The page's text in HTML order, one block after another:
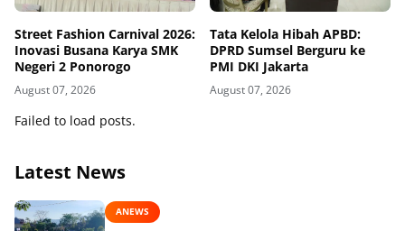
Street Fashion Carnival 2026:
Inovasi Busana Karya SMK
Negeri 2 Ponorogo
August 07, 2026
Tata Kelola Hibah APBD:
DPRD Sumsel Berguru ke
PMI DKI Jakarta
August 07, 2026
Failed to load posts.
Latest News
ANEWS